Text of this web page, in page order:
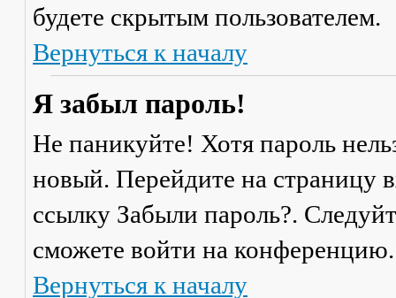
будете скрытым пользователем.
Вернуться к началу
Я забыл пароль!
Не паникуйте! Хотя пароль
новый. Перейдите на страницу
ссылку Забыли пароль?.
сможете войти на конференцию.
Вернуться к началу